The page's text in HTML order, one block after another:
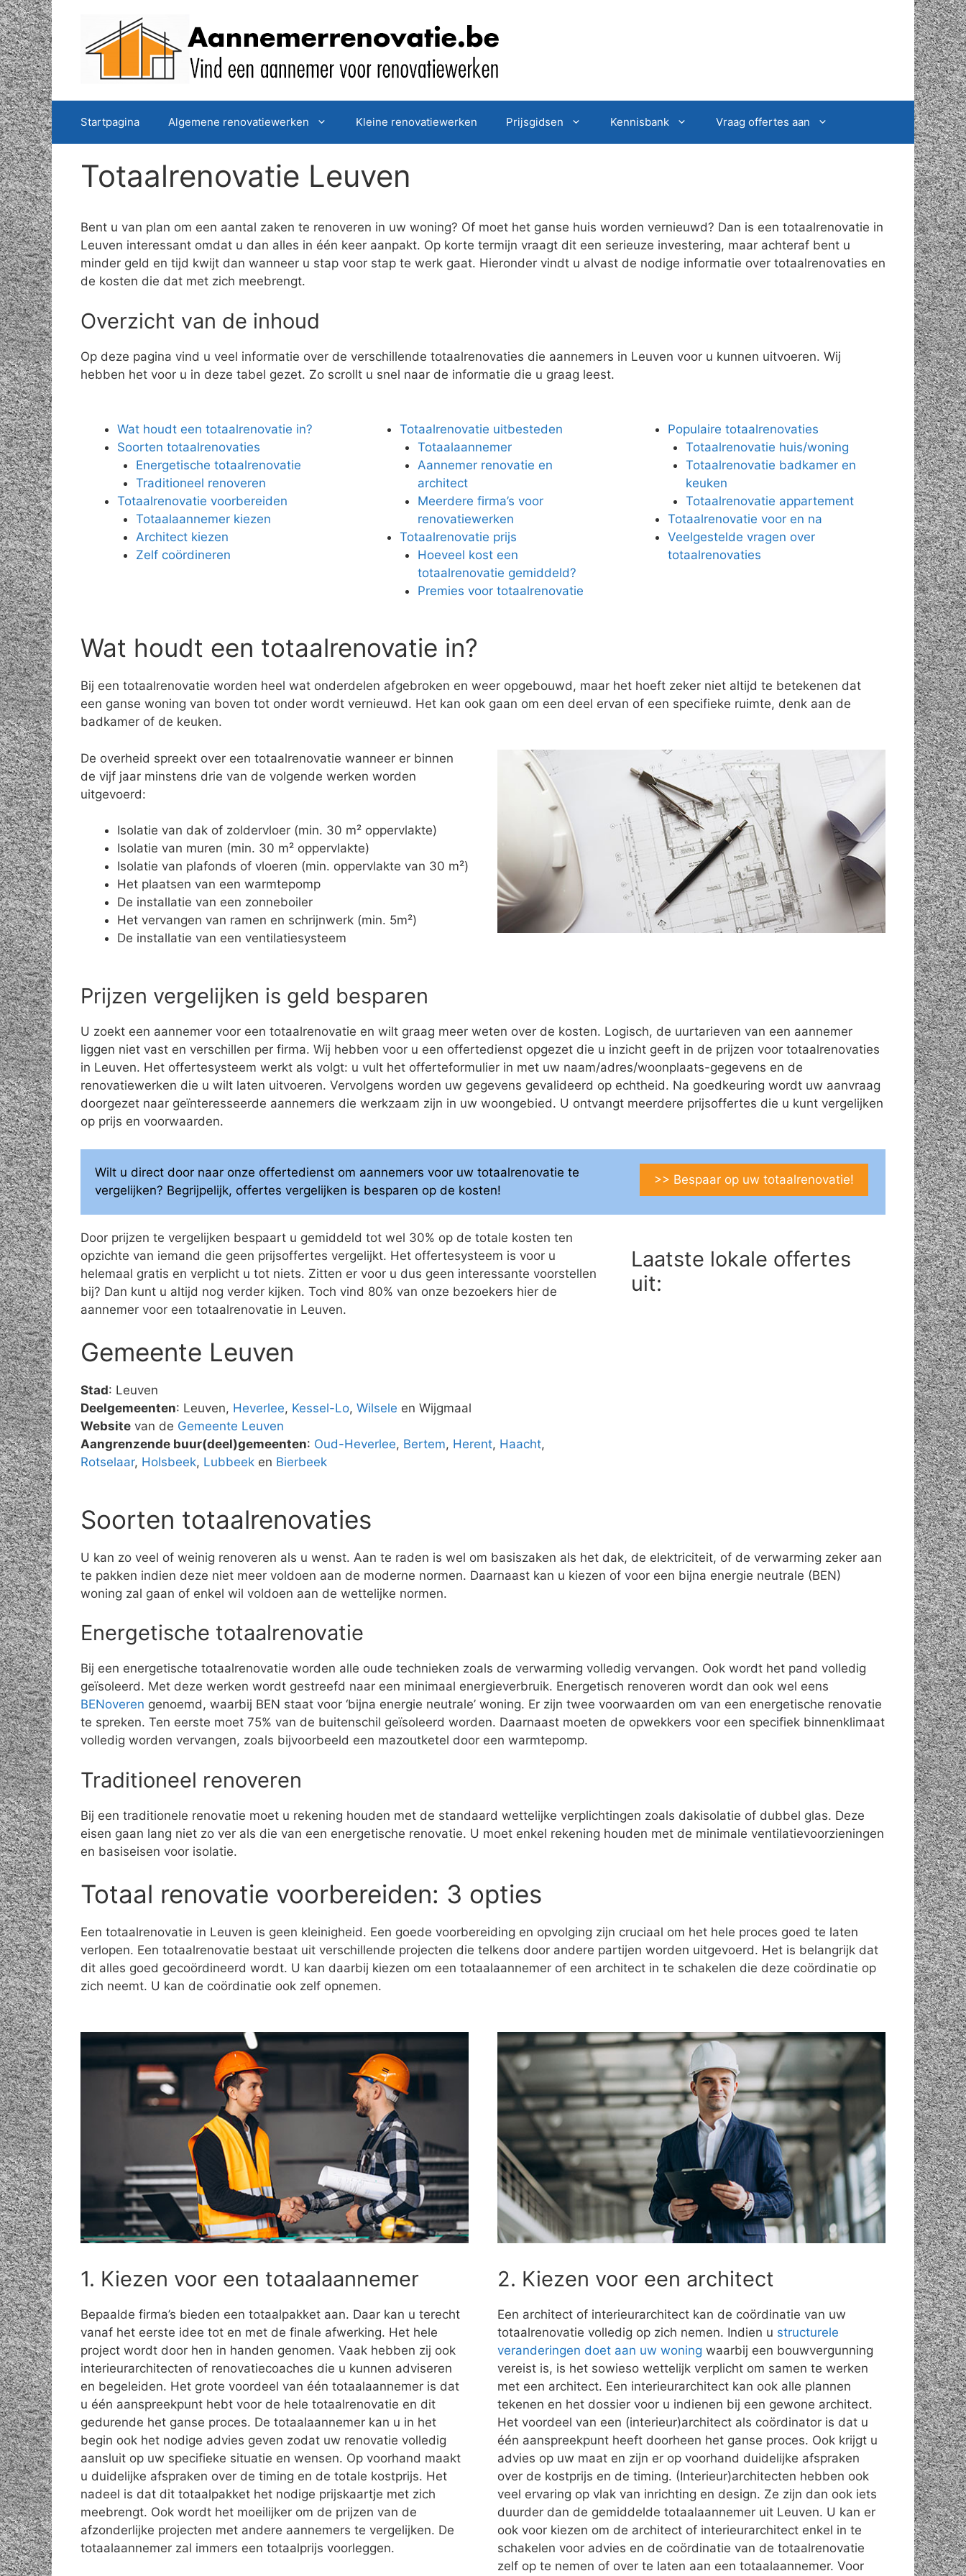
Spring
naar
de
inhoud
Startpagina Algemene renovatiewerken Kleine renovatiewerken Prijsgidsen Kennisbank Vraag offertes aan
Totaalrenovatie Leuven
Bent u van plan om een aantal zaken te renoveren in uw woning? Of moet het ganse huis worden vernieuwd? Dan is een totaalrenovatie in
Leuven interessant omdat u dan alles in één keer aanpakt. Op korte termijn vraagt dit een serieuze investering, maar achteraf bent u
minder geld en tijd kwijt dan wanneer u stap voor stap te werk gaat. Hieronder vindt u alvast de nodige informatie over totaalrenovaties en
de kosten die dat met zich meebrengt.
Overzicht van de inhoud
Op deze pagina vind u veel informatie over de verschillende totaalrenovaties die aannemers in Leuven voor u kunnen uitvoeren. Wij
hebben het voor u in deze tabel gezet. Zo scrollt u snel naar de informatie die u graag leest.
Wat houdt een totaalrenovatie in?
Soorten totaalrenovaties
Energetische totaalrenovatie
Traditioneel renoveren
Totaalrenovatie voorbereiden
Totaalaannemer kiezen
Architect kiezen
Zelf coördineren
Totaalrenovatie uitbesteden
Totaalaannemer
Aannemer renovatie en
architect
Meerdere firma’s voor
renovatiewerken
Totaalrenovatie prijs
Hoeveel kost een
totaalrenovatie gemiddeld?
Premies voor totaalrenovatie
Populaire totaalrenovaties
Totaalrenovatie huis/woning
Totaalrenovatie badkamer en
keuken
Totaalrenovatie appartement
Totaalrenovatie voor en na
Veelgestelde vragen over
totaalrenovaties
Wat houdt een totaalrenovatie in?
Bij een totaalrenovatie worden heel wat onderdelen afgebroken en weer opgebouwd, maar het hoeft zeker niet altijd te betekenen dat
een ganse woning van boven tot onder wordt vernieuwd. Het kan ook gaan om een deel ervan of een specifieke ruimte, denk aan de
badkamer of de keuken.
De overheid spreekt over een totaalrenovatie wanneer er binnen
de vijf jaar minstens drie van de volgende werken worden
uitgevoerd:
Isolatie van dak of zoldervloer (min. 30 m² oppervlakte)
Isolatie van muren (min. 30 m² oppervlakte)
Isolatie van plafonds of vloeren (min. oppervlakte van 30 m²)
Het plaatsen van een warmtepomp
De installatie van een zonneboiler
Het vervangen van ramen en schrijnwerk (min. 5m²)
De installatie van een ventilatiesysteem
Prijzen vergelijken is geld besparen
U zoekt een aannemer voor een totaalrenovatie en wilt graag meer weten over de kosten. Logisch, de uurtarieven van een aannemer
liggen niet vast en verschillen per firma. Wij hebben voor u een offertedienst opgezet die u inzicht geeft in de prijzen voor totaalrenovaties
in Leuven. Het offertesysteem werkt als volgt: u vult het offerteformulier in met uw naam/adres/woonplaats-gegevens en de
renovatiewerken die u wilt laten uitvoeren. Vervolgens worden uw gegevens gevalideerd op echtheid. Na goedkeuring wordt uw aanvraag
doorgezet naar geïnteresseerde aannemers die werkzaam zijn in uw woongebied. U ontvangt meerdere prijsoffertes die u kunt vergelijken
op prijs en voorwaarden.
Wilt u direct door naar onze offertedienst om aannemers voor uw totaalrenovatie te
vergelijken? Begrijpelijk, offertes vergelijken is besparen op de kosten!
>> Bespaar op uw totaalrenovatie!
Door prijzen te vergelijken bespaart u gemiddeld tot wel 30% op de totale kosten ten
opzichte van iemand die geen prijsoffertes vergelijkt. Het offertesysteem is voor u
helemaal gratis en verplicht u tot niets. Zitten er voor u dus geen interessante voorstellen
bij? Dan kunt u altijd nog verder kijken. Toch vind 80% van onze bezoekers hier de
aannemer voor een totaalrenovatie in Leuven.
Gemeente Leuven
Stad: Leuven
Deelgemeenten: Leuven, Heverlee, Kessel-Lo, Wilsele en Wijgmaal
Website van de Gemeente Leuven
Aangrenzende buur(deel)gemeenten: Oud-Heverlee, Bertem, Herent, Haacht,
Rotselaar, Holsbeek, Lubbeek en Bierbeek
Laatste lokale offertes
uit:
Soorten totaalrenovaties
U kan zo veel of weinig renoveren als u wenst. Aan te raden is wel om basiszaken als het dak, de elektriciteit, of de verwarming zeker aan
te pakken indien deze niet meer voldoen aan de moderne normen. Daarnaast kan u kiezen of voor een bijna energie neutrale (BEN)
woning zal gaan of enkel wil voldoen aan de wettelijke normen.
Energetische totaalrenovatie
Bij een energetische totaalrenovatie worden alle oude technieken zoals de verwarming volledig vervangen. Ook wordt het pand volledig
geïsoleerd. Met deze werken wordt gestreefd naar een minimaal energieverbruik. Energetisch renoveren wordt dan ook wel eens
BENoveren genoemd, waarbij BEN staat voor ‘bijna energie neutrale’ woning. Er zijn twee voorwaarden om van een energetische renovatie
te spreken. Ten eerste moet 75% van de buitenschil geïsoleerd worden. Daarnaast moeten de opwekkers voor een specifiek binnenklimaat
volledig worden vervangen, zoals bijvoorbeeld een mazoutketel door een warmtepomp.
Traditioneel renoveren
Bij een traditionele renovatie moet u rekening houden met de standaard wettelijke verplichtingen zoals dakisolatie of dubbel glas. Deze
eisen gaan lang niet zo ver als die van een energetische renovatie. U moet enkel rekening houden met de minimale ventilatievoorzieningen
en basiseisen voor isolatie.
Totaal renovatie voorbereiden: 3 opties
Een totaalrenovatie in Leuven is geen kleinigheid. Een goede voorbereiding en opvolging zijn cruciaal om het hele proces goed te laten
verlopen. Een totaalrenovatie bestaat uit verschillende projecten die telkens door andere partijen worden uitgevoerd. Het is belangrijk dat
dit alles goed gecoördineerd wordt. U kan daarbij kiezen om een totaalaannemer of een architect in te schakelen die deze coördinatie op
zich neemt. U kan de coördinatie ook zelf opnemen.
1. Kiezen voor een totaalaannemer
Bepaalde firma’s bieden een totaalpakket aan. Daar kan u terecht
vanaf het eerste idee tot en met de finale afwerking. Het hele
project wordt door hen in handen genomen. Vaak hebben zij ook
interieurarchitecten of renovatiecoaches die u kunnen adviseren
en begeleiden. Het grote voordeel van één totaalaannemer is dat
u één aanspreekpunt hebt voor de hele totaalrenovatie en dit
gedurende het ganse proces. De totaalaannemer kan u in het
begin ook het nodige advies geven zodat uw renovatie volledig
aansluit op uw specifieke situatie en wensen. Op voorhand maakt
u duidelijke afspraken over de timing en de totale kostprijs. Het
nadeel is dat dit totaalpakket het nodige prijskaartje met zich
meebrengt. Ook wordt het moeilijker om de prijzen van de
afzonderlijke projecten met andere aannemers te vergelijken. De
totaalaannemer zal immers een totaalprijs voorleggen.
2. Kiezen voor een architect
Een architect of interieurarchitect kan de coördinatie van uw
totaalrenovatie volledig op zich nemen. Indien u structurele
veranderingen doet aan uw woning waarbij een bouwvergunning
vereist is, is het sowieso wettelijk verplicht om samen te werken
met een architect. Een interieurarchitect kan ook alle plannen
tekenen en het dossier voor u indienen bij een gewone architect.
Het voordeel van een (interieur)architect als coördinator is dat u
één aanspreekpunt heeft doorheen het ganse proces. Ook krijgt u
advies op uw maat en zijn er op voorhand duidelijke afspraken
over de kostprijs en de timing. (Interieur)architecten hebben ook
veel ervaring op vlak van inrichting en design. Ze zijn dan ook iets
duurder dan de gemiddelde totaalaannemer uit Leuven. U kan er
ook voor kiezen om de architect of interieurarchitect enkel in te
schakelen voor advies en de coördinatie van de totaalrenovatie
zelf op te nemen of over te laten aan een totaalaannemer. Voor